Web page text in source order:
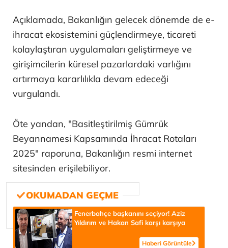
Açıklamada, Bakanlığın gelecek dönemde de e-
ihracat ekosistemini güçlendirmeye, ticareti
kolaylaştıran uygulamaları geliştirmeye ve
girişimcilerin küresel pazarlardaki varlığını
artırmaya kararlılıkla devam edeceği
vurgulandı.
Öte yandan, "Basitleştirilmiş Gümrük
Beyannamesi Kapsamında İhracat Rotaları
2025" raporuna, Bakanlığın resmi internet
sitesinden erişilebiliyor.
Fenerbahçe başkanını seçiyor! Aziz
Yıldırım ve Hakan Safi karşı karşıya
Haberi Görüntüle